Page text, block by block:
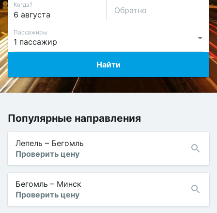
Когда?
Обратно
Пассажиры
Найти
Популярные направления
Лепель – Бегомль
Проверить цену
Бегомль – Минск
Проверить цену